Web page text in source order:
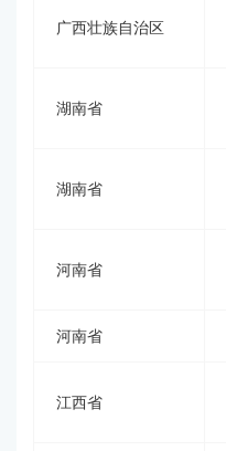
广西壮族自治区
湖南省
湖南省
河南省
河南省
江西省